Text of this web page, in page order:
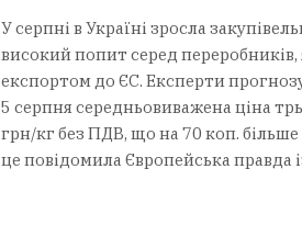
У серпні в Україні зросла
високий попит серед
експортом до ЄС. Експерти
5 серпня середньовиважена ціна
грн/кг без ПДВ, що на 70 коп.
це повідомила Європейська правда